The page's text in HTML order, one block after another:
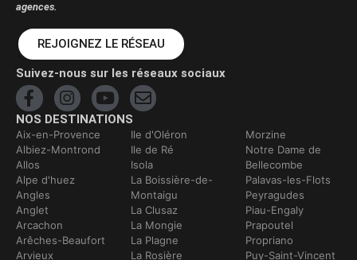
agences.
REJOIGNEZ LE RÉSEAU
Suivez-nous sur les réseaux sociaux
NOS DESTINATIONS
Aix-en-Provence
Albiez-Montrond
Allos
Alpe d'huez
Angles
Anglet
Arcachon
Arêches-Beaufort
Arvieux
Ile d'Oléron
Ile de Ré
Isola
La Boissière-de-
Montaigu
La Clusaz
La Mongie
La Plagne
La Rosière
Morzine
Notre Dame de
Bellecombe
Palavas-les-Flots
Peyragudes
Piau-Engaly
Prapoutel
Propriano
Puy-Saint-Vincent